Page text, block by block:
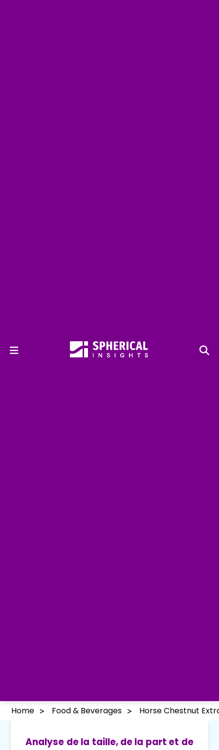
Home Food & Beverages Horse Chestnut
Analyse de la taille, de la part et de